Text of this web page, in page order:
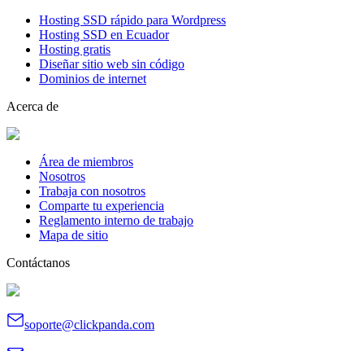
Hosting SSD rápido para Wordpress
Hosting SSD en Ecuador
Hosting gratis
Diseñar sitio web sin código
Dominios de internet
Acerca de
Área de miembros
Nosotros
Trabaja con nosotros
Comparte tu experiencia
Reglamento interno de trabajo
Mapa de sitio
Contáctanos
soporte@clickpanda.com